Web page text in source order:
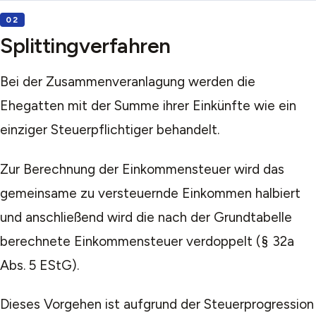
Splittingverfahren
Bei der Zusammenveranlagung werden die
Ehegatten mit der Summe ihrer Einkünfte wie ein
einziger Steuerpflichtiger behandelt.
Zur Berechnung der Einkommensteuer wird das
gemeinsame zu versteuernde Einkommen halbiert
und anschließend wird die nach der Grundtabelle
berechnete Einkommensteuer verdoppelt (§ 32a
Abs. 5 EStG).
Dieses Vorgehen ist aufgrund der Steuerprogression